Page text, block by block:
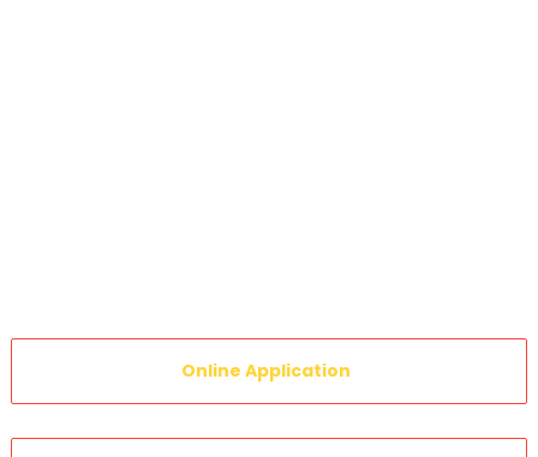
Online Application